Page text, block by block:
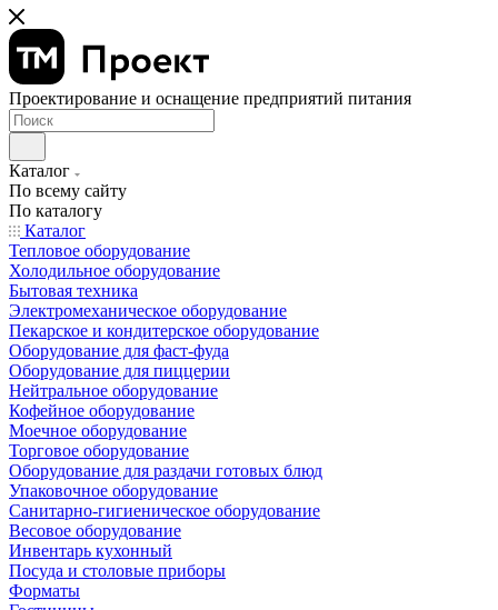
Проектирование и оснащение предприятий питания
Каталог
По всему сайту
По каталогу
Каталог
Тепловое оборудование
Холодильное оборудование
Бытовая техника
Электромеханическое оборудование
Пекарское и кондитерское оборудование
Оборудование для фаст-фуда
Оборудование для пиццерии
Нейтральное оборудование
Кофейное оборудование
Моечное оборудование
Торговое оборудование
Оборудование для раздачи готовых блюд
Упаковочное оборудование
Санитарно-гигиеническое оборудование
Весовое оборудование
Инвентарь кухонный
Посуда и столовые приборы
Форматы